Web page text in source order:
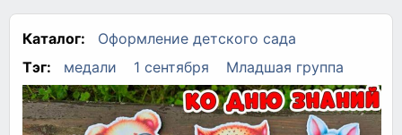
Каталог:
Оформление детского сада
Тэг:
медали 1 сентября Младшая группа